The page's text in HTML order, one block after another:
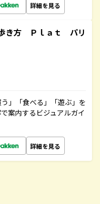
詳細を見る
き方 Ｐｌａｔ パリ
」「食べる」「遊ぶ」を
案内するビジュアルガイ
詳細を見る